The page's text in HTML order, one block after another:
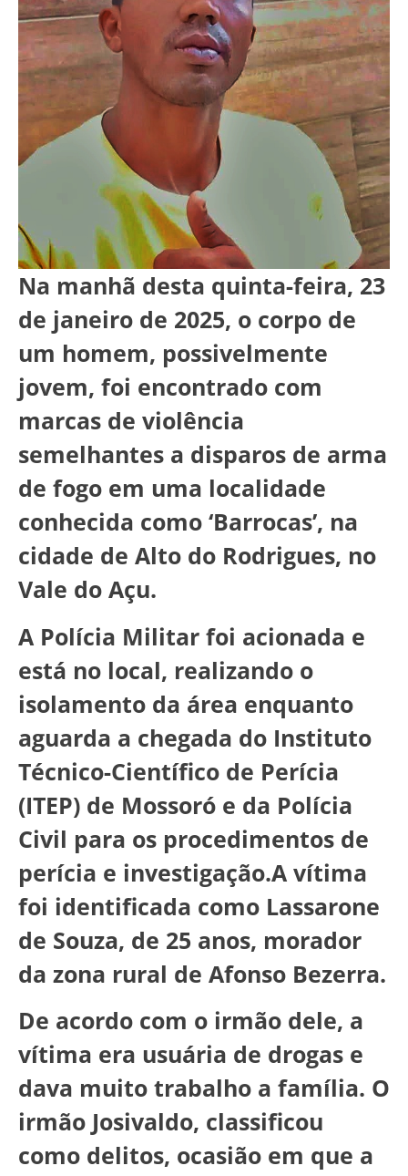
Na manhã desta quinta-feira, 23
de janeiro de 2025, o corpo de
um homem, possivelmente
jovem, foi encontrado com
marcas de violência
semelhantes a disparos de arma
de fogo em uma localidade
conhecida como ‘Barrocas’, na
cidade de Alto do Rodrigues, no
Vale do Açu.
A Polícia Militar foi acionada e
está no local, realizando o
isolamento da área enquanto
aguarda a chegada do Instituto
Técnico-Científico de Perícia
(ITEP) de Mossoró e da Polícia
Civil para os procedimentos de
perícia e investigação.A vítima
foi identificada como Lassarone
de Souza, de 25 anos, morador
da zona rural de Afonso Bezerra.
De acordo com o irmão dele, a
vítima era usuária de drogas e
dava muito trabalho a família. O
irmão Josivaldo, classificou
como delitos, ocasião em que a